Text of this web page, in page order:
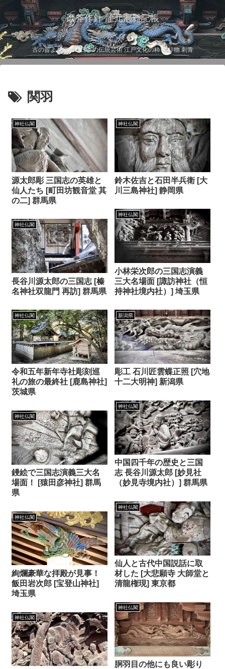
磨斧作針 龍元洞雑記帳
古の昔より伝わる日本の伝統芸術 江戸文化の粋 彫り物 刺青
関羽
神社仏閣
源太郎彫 三国志の英雄と
仙人たち [町田坊観音堂 其
の二] 群馬県
神社仏閣
鈴木佐吉と石田半兵衛 [大
川三島神社] 静岡県
神社仏閣
小林栄次郎の三国志演義
三大名場面 [諏訪神社（恒
持神社境内社）] 埼玉県
神社仏閣
長谷川源太郎の三国志 [榛
名神社双龍門 再訪] 群馬県
神社仏閣
令和五年新年寺社彫刻巡
礼の旅の最終社 [鹿島神社]
茨城県
新潟県
彫工 石川匠雲蝶正照 [穴地
十二大明神] 新潟県
神社仏閣
中国四千年の歴史と三国
志 長谷川源太郎 [妙見社
（妙見寺境内社）] 群馬県
神社仏閣
鏝絵で三国志演義三大名
場面！ [猿田彦神社] 群馬
県
神社仏閣
仙人と古代中国説話に取
材した [大悲願寺 大師堂と
清龍権現] 東京都
神社仏閣
絢爛豪華な拝殿が見事！
飯田岩次郎 [宝登山神社]
埼玉県
神社仏閣
胴羽目の他にも良い彫り
神社仏閣